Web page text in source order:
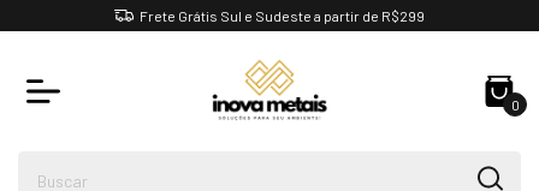
Frete Grátis Sul e Sudeste a partir de R$299
0